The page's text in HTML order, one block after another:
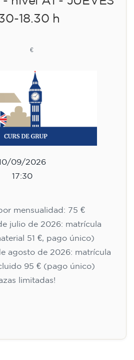
18.30 h
€
09/2026
17:30
mensualidad: 75 €
julio de 2026: matrícula
51 €, pago único)
agosto de 2026: matrícula
95 € (pago único)
limitadas!